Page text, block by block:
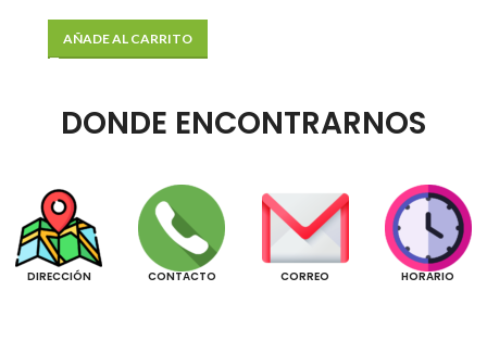
AÑADE AL CARRITO
DONDE ENCONTRARNOS
DIRECCIÓN CONTACTO CORREO HORARIO